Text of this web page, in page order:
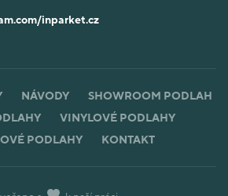
inparket.cz
NÁVODY
SHOWROOM PODLAH
VINYLOVÉ PODLAHY
PODLAHY
KONTAKT